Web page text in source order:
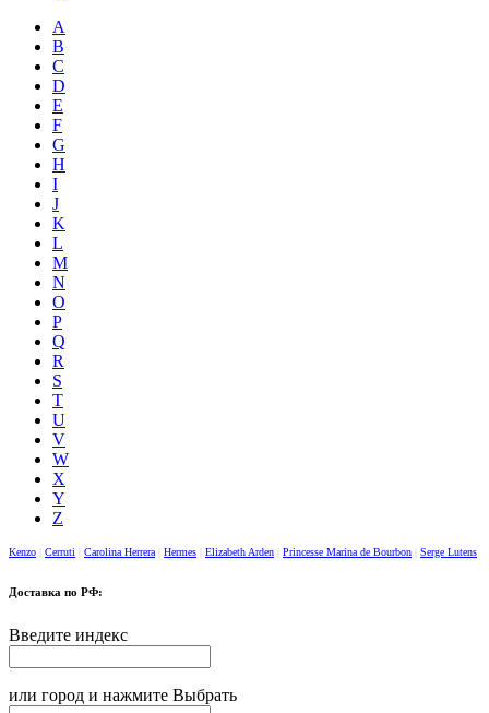
A
B
C
D
E
F
G
H
I
J
K
L
M
N
O
P
Q
R
S
T
U
V
W
X
Y
Z
Kenzo Cerruti Carolina Herrera Hermes Elizabeth Arden Princesse Marina de Bourbon Serge Lutens
Доставка по РФ:
Введите индекс
или город и нажмите Выбрать